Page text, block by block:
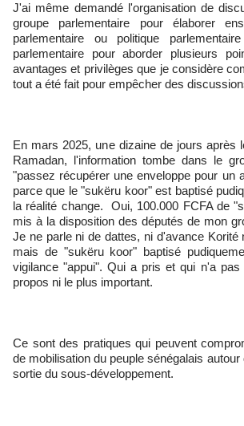
‎J'ai même demandé l'organisation de
groupe parlementaire pour élaborer
parlementaire ou politique
parlementaire pour aborder plusieurs
avantages et privilèges que je considère
tout a été fait pour empêcher des
‎En mars 2025, une dizaine de jours après
Ramadan, l'information tombe dans le
"passez récupérer une enveloppe pour un
parce que le "sukëru koor" est baptisé
la réalité change. Oui, 100.000 FCFA de
mis à la disposition des députés de mon
Je ne parle ni de dattes, ni d'avance Korité
mais de "sukëru koor" baptisé
vigilance "appui". Qui a pris et qui n'a
propos ni le plus important.
‎Ce sont des pratiques qui peuvent
de mobilisation du peuple sénégalais autour
sortie du sous-développement.